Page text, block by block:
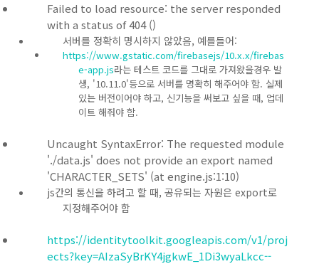
Failed to load resource: the server responded
with a status of 404 ()
서버를 정확히 명시하지 않았음, 예를들어:
https://www.gstatic.com/firebasejs/10.x.x/firebas
e-app.js라는 테스트 코드를 그대로 가져왔을경우 발
생, '10.11.0'등으로 서버를 명확히 해주어야 함. 실제
있는 버전이어야 하고, 신기능을 써보고 싶을 때, 업데
이트 해줘야 함.
Uncaught SyntaxError: The requested module
'./data.js' does not provide an export named
'CHARACTER_SETS' (at engine.js:1:10)
js간의 통신을 하려고 할 때, 공유되는 자원은 export로
지정해주어야 함
https://identitytoolkit.googleapis.com/v1/proj
ects?key=AIzaSyBrKY4jgkwE_1Di3wyaLkcc--